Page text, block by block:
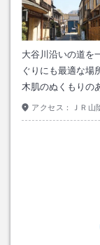
大谷川沿いの道を
ぐりにも最適な場
木肌のぬくもりの
アクセス： ＪＲ